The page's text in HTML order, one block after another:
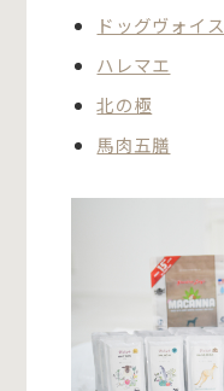
ドッグヴォイス
ハレマエ
北の極
馬肉五膳